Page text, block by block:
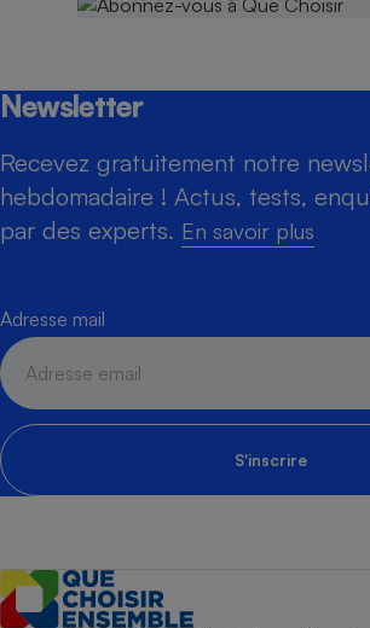
Newsletter
Recevez gratuitement notre
hebdomadaire ! Actus, tests,
par des experts. En savoir plus
Adresse mail
S'inscrire